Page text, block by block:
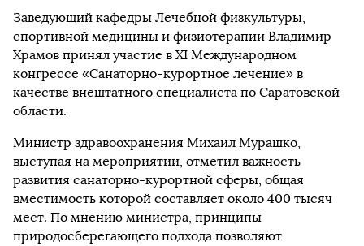
Заведующий кафедры Лечебной физкультуры,
спортивной медицины и физиотерапии Владимир
Храмов принял участие в XI Международном
конгрессе «Санаторно-курортное лечение» в
качестве внештатного специалиста по Саратовской
области.
Министр здравоохранения Михаил Мурашко,
выступая на мероприятии, отметил важность
развития санаторно-курортной сферы, общая
вместимость которой составляет около 400 тысяч
мест. По мнению министра, принципы
природосберегающего подхода позволяют